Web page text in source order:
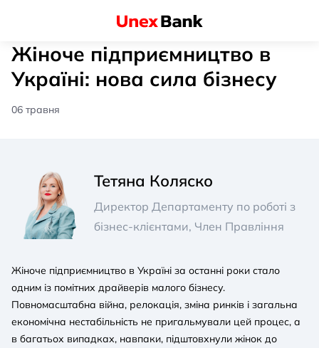
Жіноче підприємництво в
Україні: нова сила бізнесу
06 травня
Тетяна Коляско
Директор Департаменту по роботі з
бізнес-клієнтами, Член Правління
Жіноче підприємництво в Україні за останні роки стало
одним із помітних драйверів малого бізнесу.
Повномасштабна війна, релокація, зміна ринків і загальна
економічна нестабільність не пригальмували цей процес, а
в багатьох випадках, навпаки, підштовхнули жінок до